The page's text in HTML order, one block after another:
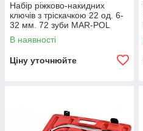
Набір ріжково-накидних
ключів з тріскачкою 22 од. 6-
32 мм. 72 зуби MAR-POL
M58611
В наявності
Ціну уточнюйте